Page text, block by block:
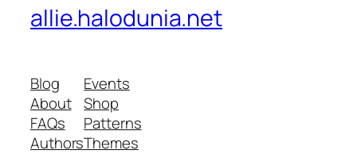
allie.halodunia.net
Blog
About
FAQs
Authors
Events
Shop
Patterns
Themes